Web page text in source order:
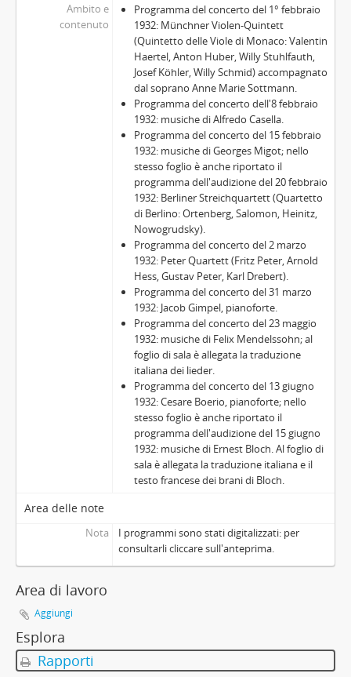
Ambito e
contenuto
Programma del concerto del 1° febbraio
1932: Münchner Violen-Quintett
(Quintetto delle Viole di Monaco: Valentin
Haertel, Anton Huber, Willy Stuhlfauth,
Josef Köhler, Willy Schmid) accompagnato
dal soprano Anne Marie Sottmann.
Programma del concerto dell'8 febbraio
1932: musiche di Alfredo Casella.
Programma del concerto del 15 febbraio
1932: musiche di Georges Migot; nello
stesso foglio è anche riportato il
programma dell'audizione del 20 febbraio
1932: Berliner Streichquartett (Quartetto
di Berlino: Ortenberg, Salomon, Heinitz,
Nowogrudsky).
Programma del concerto del 2 marzo
1932: Peter Quartett (Fritz Peter, Arnold
Hess, Gustav Peter, Karl Drebert).
Programma del concerto del 31 marzo
1932: Jacob Gimpel, pianoforte.
Programma del concerto del 23 maggio
1932: musiche di Felix Mendelssohn; al
foglio di sala è allegata la traduzione
italiana dei lieder.
Programma del concerto del 13 giugno
1932: Cesare Boerio, pianoforte; nello
stesso foglio è anche riportato il
programma dell'audizione del 15 giugno
1932: musiche di Ernest Bloch. Al foglio di
sala è allegata la traduzione italiana e il
testo francese dei brani di Bloch.
Area delle note
Nota
I programmi sono stati digitalizzati: per
consultarli cliccare sull'anteprima.
Area di lavoro
Aggiungi
Esplora
Rapporti